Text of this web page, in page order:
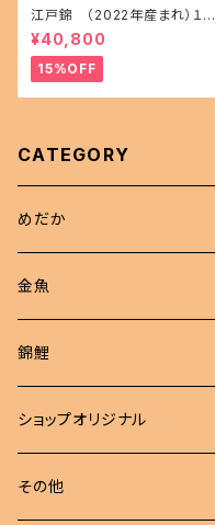
江戸錦 （2022年産まれ）１５
㎝前後 オス1 メス1(現物出品) i
kahoff AA-1114-32457-a
¥40,800
15%OFF
CATEGORY
めだか
現物商品
成魚
若魚
非選別商品
成魚
若魚
金魚
ピンポンパール
現物出品
江戸錦
東錦
錦鯉
ショップオリジナル
めだか 定額
その他